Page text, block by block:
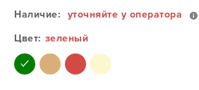
Наличие: уточняйте у оператора
Цвет: зеленый